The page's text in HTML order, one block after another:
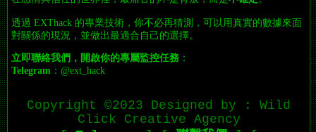
透過 EXThack 的專業技術，你不必再猜測，可以用真實的數據來面
對關係的現況，並做出最適合自己的選擇。
立即聯絡我們，開啟你的專屬監控任務 ：
Telegram ： @ext_hack
Copyright ©2023 Designed by : Wild
Click Creative Agency